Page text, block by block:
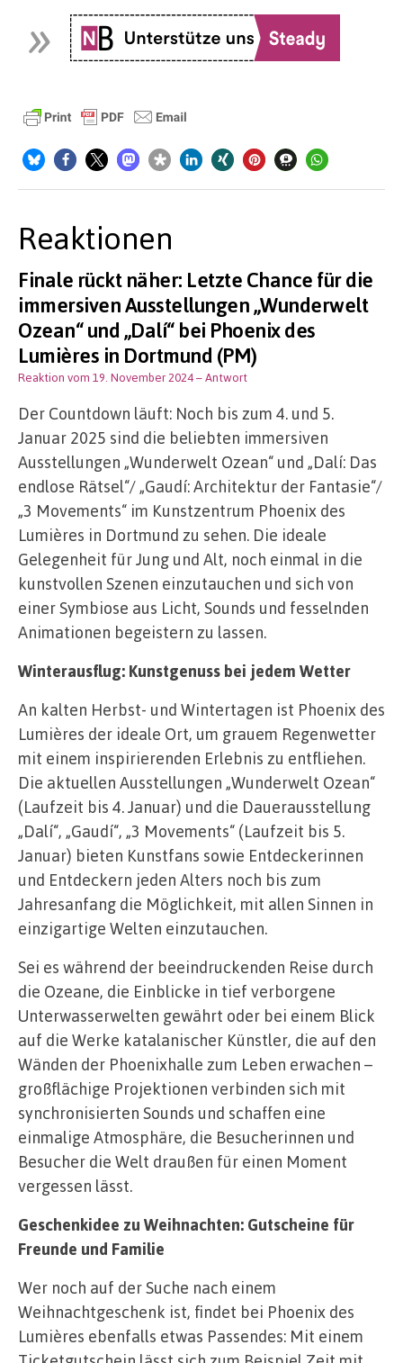
Reaktionen
Finale rückt näher: Letzte Chance für die
immersiven Ausstellungen „Wunderwelt
Ozean“ und „Dalí“ bei Phoenix des
Lumières in Dortmund (PM)
Reaktion vom 19. November 2024– Antwort
Der Countdown läuft: Noch bis zum 4. und 5.
Januar 2025 sind die beliebten immersiven
Ausstellungen „Wunderwelt Ozean“ und „Dalí: Das
endlose Rätsel“/ „Gaudí: Architektur der Fantasie“/
„3 Movements“ im Kunstzentrum Phoenix des
Lumières in Dortmund zu sehen. Die ideale
Gelegenheit für Jung und Alt, noch einmal in die
kunstvollen Szenen einzutauchen und sich von
einer Symbiose aus Licht, Sounds und fesselnden
Animationen begeistern zu lassen.
Winterausflug: Kunstgenuss bei jedem Wetter
An kalten Herbst- und Wintertagen ist Phoenix des
Lumières der ideale Ort, um grauem Regenwetter
mit einem inspirierenden Erlebnis zu entfliehen.
Die aktuellen Ausstellungen „Wunderwelt Ozean“
(Laufzeit bis 4. Januar) und die Dauerausstellung
„Dalí“, „Gaudí“, „3 Movements“ (Laufzeit bis 5.
Januar) bieten Kunstfans sowie Entdeckerinnen
und Entdeckern jeden Alters noch bis zum
Jahresanfang die Möglichkeit, mit allen Sinnen in
einzigartige Welten einzutauchen.
Sei es während der beeindruckenden Reise durch
die Ozeane, die Einblicke in tief verborgene
Unterwasserwelten gewährt oder bei einem Blick
auf die Werke katalanischer Künstler, die auf den
Wänden der Phoenixhalle zum Leben erwachen –
großflächige Projektionen verbinden sich mit
synchronisierten Sounds und schaffen eine
einmalige Atmosphäre, die Besucherinnen und
Besucher die Welt draußen für einen Moment
vergessen lässt.
Geschenkidee zu Weihnachten: Gutscheine für
Freunde und Familie
Wer noch auf der Suche nach einem
Weihnachtgeschenk ist, findet bei Phoenix des
Lumières ebenfalls etwas Passendes: Mit einem